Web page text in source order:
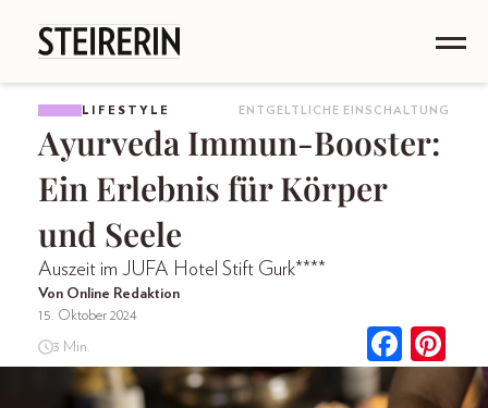
LIFESTYLE ENTGELTLICHE EINSCHALTUNG
Ayurveda Immun-Booster:
Ein Erlebnis für Körper
und Seele
Auszeit im JUFA Hotel Stift Gurk****
Von Online Redaktion
15. Oktober 2024
3 Min.